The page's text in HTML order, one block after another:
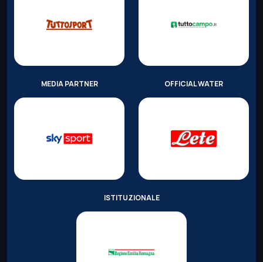
MEDIA PARTNER OFFICIAL WATER
ISTITUZIONALE